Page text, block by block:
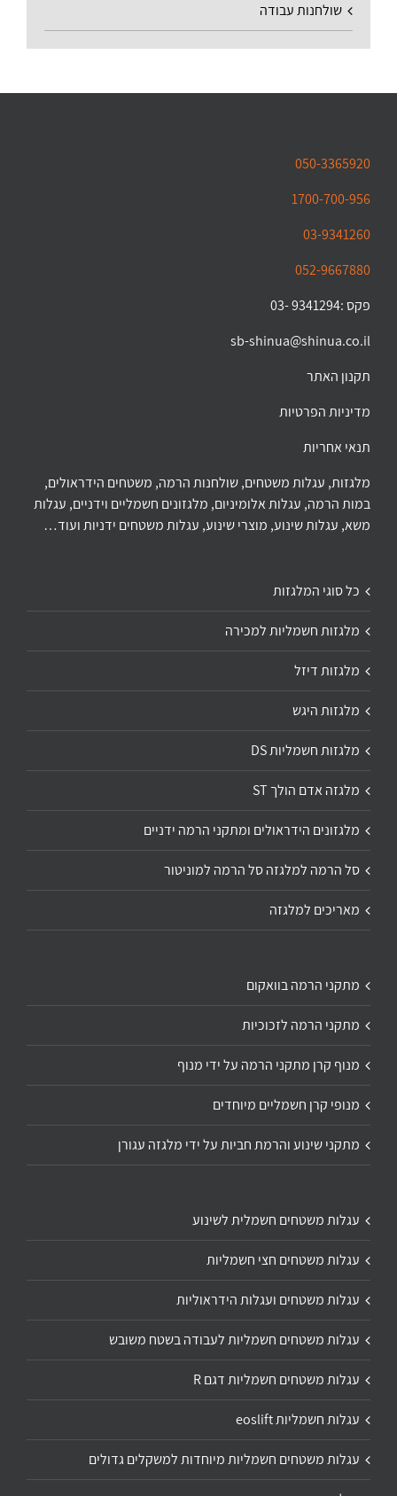
שולחנות עבודה
050-3365920
1700-700-956
03-9341260
052-9667880
פקס :9341294 -03
sb-shinua@shinua.co.il
תקנון האתר
מדיניות הפרטיות
תנאי אחריות
מלגזות, עגלות משטחים, שולחנות הרמה, משטחים הידראולים,
במות הרמה, עגלות אלומיניום, מלגזונים חשמליים וידניים, עגלות
משא, עגלות שינוע, מוצרי שינוע, עגלות משטחים ידניות ועוד…
כל סוגי המלגזות
מלגזות חשמליות למכירה
מלגזות דיזל
מלגזות היגש
מלגזות חשמליות DS
מלגזה אדם הולך ST
מלגזונים הידראולים ומתקני הרמה ידניים
סל הרמה למלגזה סל הרמה למוניטור
מאריכים למלגזה
מתקני הרמה בוואקום
מתקני הרמה לזכוכיות
מנוף קרן מתקני הרמה על ידי מנוף
מנופי קרן חשמליים מיוחדים
מתקני שינוע והרמת חביות על ידי מלגזה עגורן
עגלות משטחים חשמלית לשינוע
עגלות משטחים חצי חשמליות
עגלות משטחים ועגלות הידראוליות
עגלות משטחים חשמליות לעבודה בשטח משובש
עגלות משטחים חשמליות דגם R
עגלות חשמליות eoslift
עגלות משטחים חשמליות מיוחדות למשקלים גדולים